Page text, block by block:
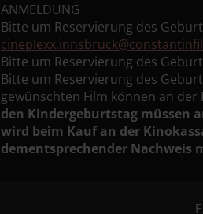
ANMELDUNG
Bitte um Reservierung des
Bitte um Reservierung des
Bitte um Reservierung des
gewünschten Film können an
den Kindergeburtstag müssen
wird beim Kauf an der
dementsprechender Nachweis